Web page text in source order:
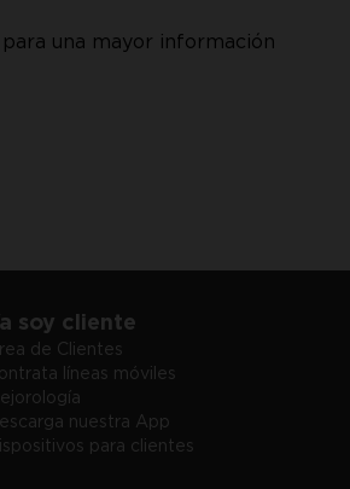
una mayor información
soy cliente
de Clientes
líneas móviles
nuestra App
para clientes